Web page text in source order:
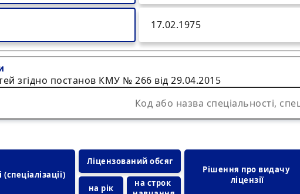
17.02.1975
згідно постанов КМУ № 266 від 29.04.2015
Ліцензований обсяг
Рішення про видачу
ліцензії
на рік
на строк